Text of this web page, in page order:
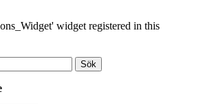
widget registered in this